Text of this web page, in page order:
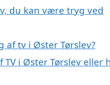
du kan være tryg ved
af tv i Øster Tørslev?
i Øster Tørslev eller